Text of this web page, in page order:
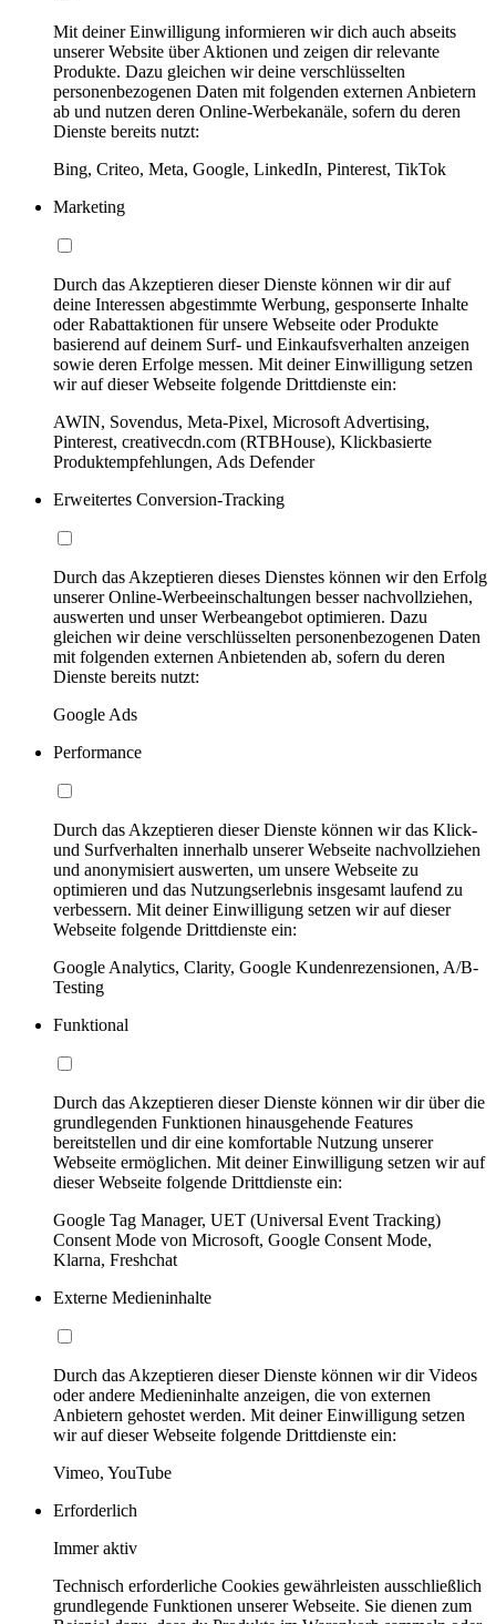
Mit deiner Einwilligung informieren wir dich auch abseits
unserer Website über Aktionen und zeigen dir relevante
Produkte. Dazu gleichen wir deine verschlüsselten
personenbezogenen Daten mit folgenden externen Anbietern
ab und nutzen deren Online-Werbekanäle, sofern du deren
Dienste bereits nutzt:
Bing, Criteo, Meta, Google, LinkedIn, Pinterest, TikTok
Marketing
Durch das Akzeptieren dieser Dienste können wir dir auf
deine Interessen abgestimmte Werbung, gesponserte Inhalte
oder Rabattaktionen für unsere Webseite oder Produkte
basierend auf deinem Surf- und Einkaufsverhalten anzeigen
sowie deren Erfolge messen. Mit deiner Einwilligung setzen
wir auf dieser Webseite folgende Drittdienste ein:
AWIN, Sovendus, Meta-Pixel, Microsoft Advertising,
Pinterest, creativecdn.com (RTBHouse), Klickbasierte
Produktempfehlungen, Ads Defender
Erweitertes Conversion-Tracking
Durch das Akzeptieren dieses Dienstes können wir den Erfolg
unserer Online-Werbeeinschaltungen besser nachvollziehen,
auswerten und unser Werbeangebot optimieren. Dazu
gleichen wir deine verschlüsselten personenbezogenen Daten
mit folgenden externen Anbietenden ab, sofern du deren
Dienste bereits nutzt:
Google Ads
Performance
Durch das Akzeptieren dieser Dienste können wir das Klick-
und Surfverhalten innerhalb unserer Webseite nachvollziehen
und anonymisiert auswerten, um unsere Webseite zu
optimieren und das Nutzungserlebnis insgesamt laufend zu
verbessern. Mit deiner Einwilligung setzen wir auf dieser
Webseite folgende Drittdienste ein:
Google Analytics, Clarity, Google Kundenrezensionen, A/B-
Testing
Funktional
Durch das Akzeptieren dieser Dienste können wir dir über die
grundlegenden Funktionen hinausgehende Features
bereitstellen und dir eine komfortable Nutzung unserer
Webseite ermöglichen. Mit deiner Einwilligung setzen wir auf
dieser Webseite folgende Drittdienste ein:
Google Tag Manager, UET (Universal Event Tracking)
Consent Mode von Microsoft, Google Consent Mode,
Klarna, Freshchat
Externe Medieninhalte
Durch das Akzeptieren dieser Dienste können wir dir Videos
oder andere Medieninhalte anzeigen, die von externen
Anbietern gehostet werden. Mit deiner Einwilligung setzen
wir auf dieser Webseite folgende Drittdienste ein:
Vimeo, YouTube
Erforderlich
Immer aktiv
Technisch erforderliche Cookies gewährleisten ausschließlich
grundlegende Funktionen unserer Webseite. Sie dienen zum